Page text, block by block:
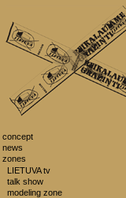
concept
news
zones
LIETUVA tv
talk show
modeling zone